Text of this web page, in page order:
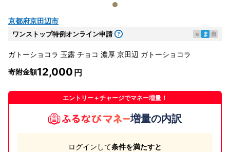
京都府京田辺市
ワンストップ特例オンライン申請 e ま 自
ガトーショコラ 玉露 チョコ 濃厚 京田辺 ガトーショコラ
寄附金額12,000
エントリー＋チャージでマネー増量！
増量の内訳
ログインして条件を満たすと